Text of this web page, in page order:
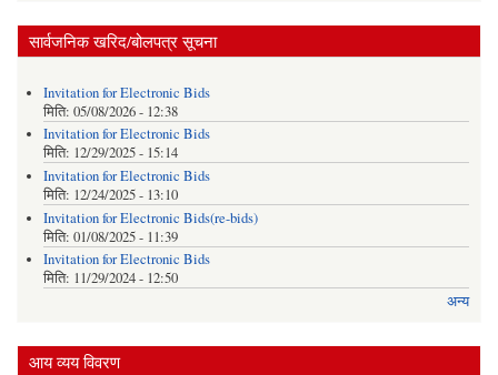
सार्वजनिक खरिद/बोलपत्र सूचना
Invitation for Electronic Bids
मिति: 05/08/2026 - 12:38
Invitation for Electronic Bids
मिति: 12/29/2025 - 15:14
Invitation for Electronic Bids
मिति: 12/24/2025 - 13:10
Invitation for Electronic Bids(re-bids)
मिति: 01/08/2025 - 11:39
Invitation for Electronic Bids
मिति: 11/29/2024 - 12:50
अन्य
आय व्यय विवरण